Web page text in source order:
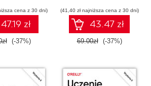
cena z 30 dni)
47.19 zł
(-37%)
(41,40 zł najniższa cena z 30 dni)
43.47 zł
69.00zł (-37%)